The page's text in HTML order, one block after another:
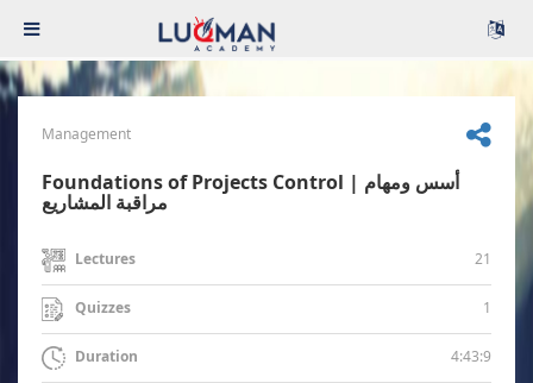
Management
Foundations of Projects Control | أسس ومهام
مراقبة المشاريع
Lectures 21
Quizzes 1
Duration 4:43:9